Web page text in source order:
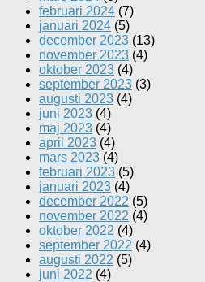
februari 2024 (7)
januari 2024 (5)
december 2023 (13)
november 2023 (4)
oktober 2023 (4)
september 2023 (3)
augusti 2023 (4)
juni 2023 (4)
maj 2023 (4)
april 2023 (4)
mars 2023 (4)
februari 2023 (5)
januari 2023 (4)
december 2022 (5)
november 2022 (4)
oktober 2022 (4)
september 2022 (4)
augusti 2022 (5)
juni 2022 (4)